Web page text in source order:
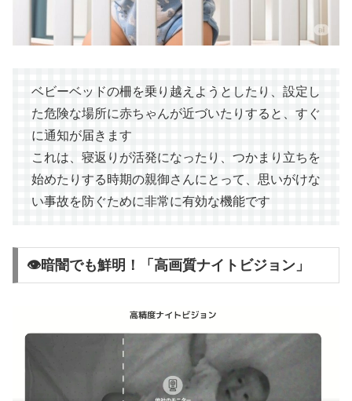
ベビーベッドの柵を乗り越えようとしたり、設定し
た危険な場所に赤ちゃんが近づいたりすると、すぐ
に通知が届きます
これは、寝返りが活発になったり、つかまり立ちを
始めたりする時期の親御さんにとって、思いがけな
い事故を防ぐために非常に有効な機能です
👁️暗闇でも鮮明！「高画質ナイトビジョン」